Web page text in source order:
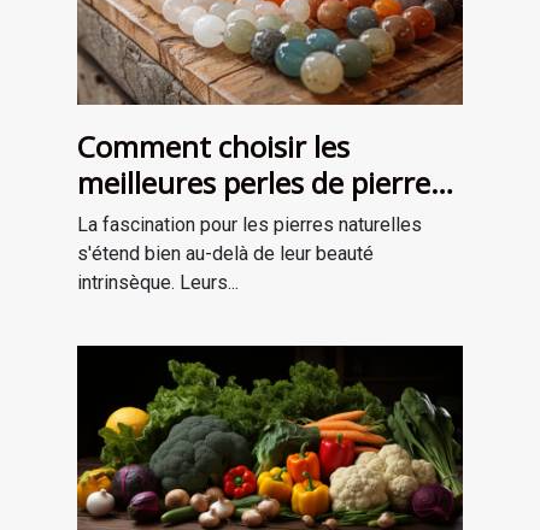
Comment choisir les
meilleures perles de pierre
naturelle pour vos projets de
bijouterie et de lithothérapie
La fascination pour les pierres naturelles
s'étend bien au-delà de leur beauté
intrinsèque. Leurs...